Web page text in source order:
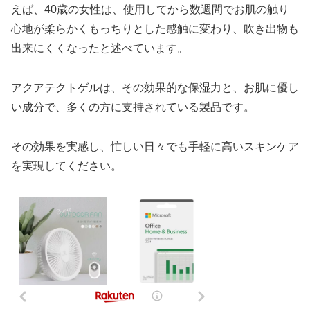
えば、40歳の女性は、使用してから数週間でお肌の触り
心地が柔らかくもっちりとした感触に変わり、吹き出物も
出来にくくなったと述べています。
アクアテクトゲルは、その効果的な保湿力と、お肌に優し
い成分で、多くの方に支持されている製品です。
その効果を実感し、忙しい日々でも手軽に高いスキンケア
を実現してください。